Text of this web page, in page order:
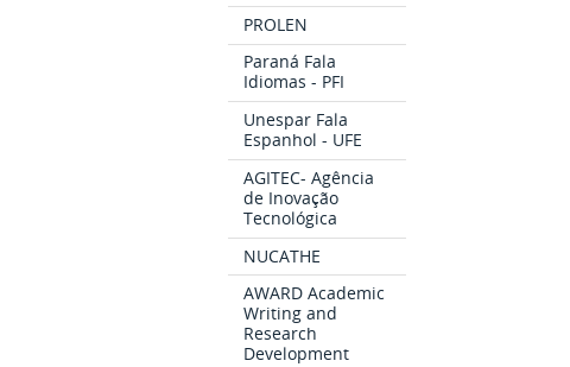
PROLEN
Paraná Fala
Idiomas - PFI
Unespar Fala
Espanhol - UFE
AGITEC- Agência
de Inovação
Tecnológica
NUCATHE
AWARD Academic
Writing and
Research
Development